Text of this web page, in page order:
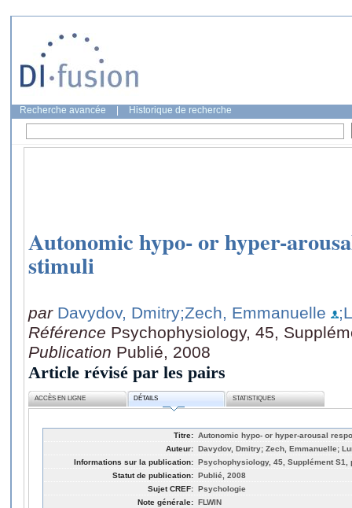
Recherche avancée Historique de recherche
Autonomic hypo- or hyper-
stimuli
par Davydov, Dmitry;Zech, Emmanuelle
Référence Psychophysiology, 45,
Publication Publié, 2008
Article révisé par les pairs
ACCÈS EN LIGNE DÉTAILS STATISTIQUES
Titre: Autonomic hypo- or hyper-arousal
Auteur: Davydov, Dmitry; Zech, Emmanuelle;
Informations sur la publication: Psychophysiology, 45, Supplément S1,
Statut de publication: Publié, 2008
Sujet CREF: Psychologie
Note générale: FLWIN